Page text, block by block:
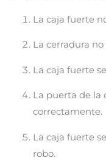
La caja fuerte
La cerradura
La caja fuerte
La puerta de la
correctamente.
La caja fuerte
robo.